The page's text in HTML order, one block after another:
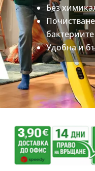
Без
бактериите
Удобна и